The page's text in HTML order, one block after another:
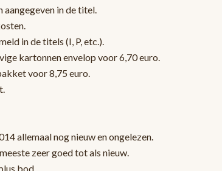
in de titel.
in de titels (I, P, etc.).
kartonnen envelop voor 6,70 euro.
voor 8,75 euro.
allemaal nog nieuw en ongelezen.
zeer goed tot als nieuw.
bod.